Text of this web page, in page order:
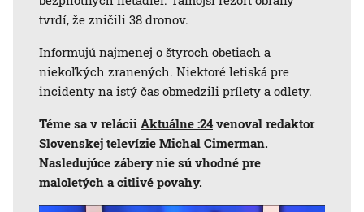
tvrdí, že zničili 38 dronov.
Informujú najmenej o štyroch obetiach a
niekoľkých zranených. Niektoré letiská pre
incidenty na istý čas obmedzili prílety a odlety.
Téme sa v relácii Aktuálne :24 venoval redaktor
Slovenskej televízie Michal Cimerman.
Nasledujúce zábery nie sú vhodné pre
maloletých a citlivé povahy.